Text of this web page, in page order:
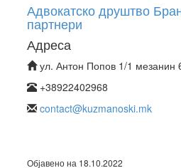
Адвокатско друштво
партнери
Адреса
ул. Антон Попов 1/1 мезанин
+38922402968
contact@kuzmanoski.mk
Објавено на 18.10.2022